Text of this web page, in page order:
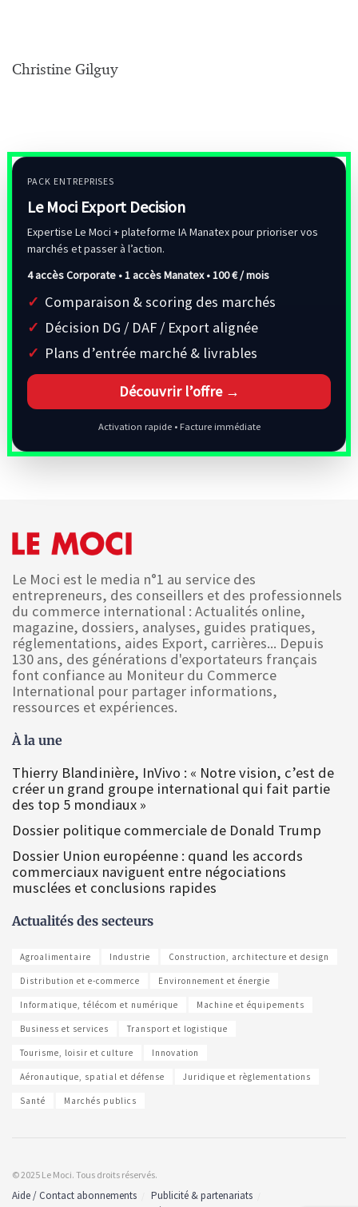
Christine Gilguy
PACK ENTREPRISES
Le Moci Export Decision
Expertise Le Moci + plateforme IA Manatex pour prioriser vos
marchés et passer à l’action.
4 accès Corporate • 1 accès Manatex •100 € / mois
Comparaison & scoring des marchés
Décision DG / DAF / Export alignée
Plans d’entrée marché & livrables
Découvrir l’offre →
Activation rapide • Facture immédiate
Le Moci est le media n°1 au service des
entrepreneurs, des conseillers et des professionnels
du commerce international : Actualités online,
magazine, dossiers, analyses, guides pratiques,
réglementations, aides Export, carrières... Depuis
130 ans, des générations d'exportateurs français
font confiance au Moniteur du Commerce
International pour partager informations,
ressources et expériences.
À la une
Thierry Blandinière, InVivo : « Notre vision, c’est de
créer un grand groupe international qui fait partie
des top 5 mondiaux »
Dossier politique commerciale de Donald Trump
Dossier Union européenne : quand les accords
commerciaux naviguent entre négociations
musclées et conclusions rapides
Actualités des secteurs
Agroalimentaire Industrie Construction, architecture et design
Distribution et e-commerce Environnement et énergie
Informatique, télécom et numérique Machine et équipements
Business et services Transport et logistique
Tourisme, loisir et culture Innovation
Aéronautique, spatial et défense Juridique et règlementations
Santé Marchés publics
© 2025 Le Moci. Tous droits réservés.
Aide / Contact abonnements
Publicité & partenariats